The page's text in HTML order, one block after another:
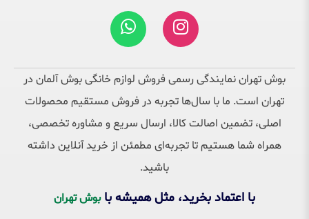
بوش تهران نمایندگی رسمی فروش لوازم خانگی بوش آلمان در
تهران است. ما با سال‌ها تجربه در فروش مستقیم محصولات
اصلی، تضمین اصالت کالا، ارسال سریع و مشاوره تخصصی،
همراه شما هستیم تا تجربه‌ای مطمئن از خرید آنلاین داشته
باشید.
با اعتماد بخرید، مثل همیشه بابوش تهران